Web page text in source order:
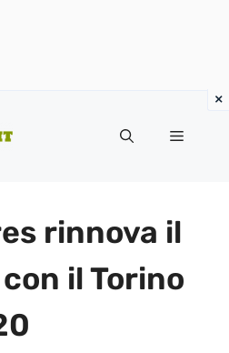
Menu
rinnova il
il Torino